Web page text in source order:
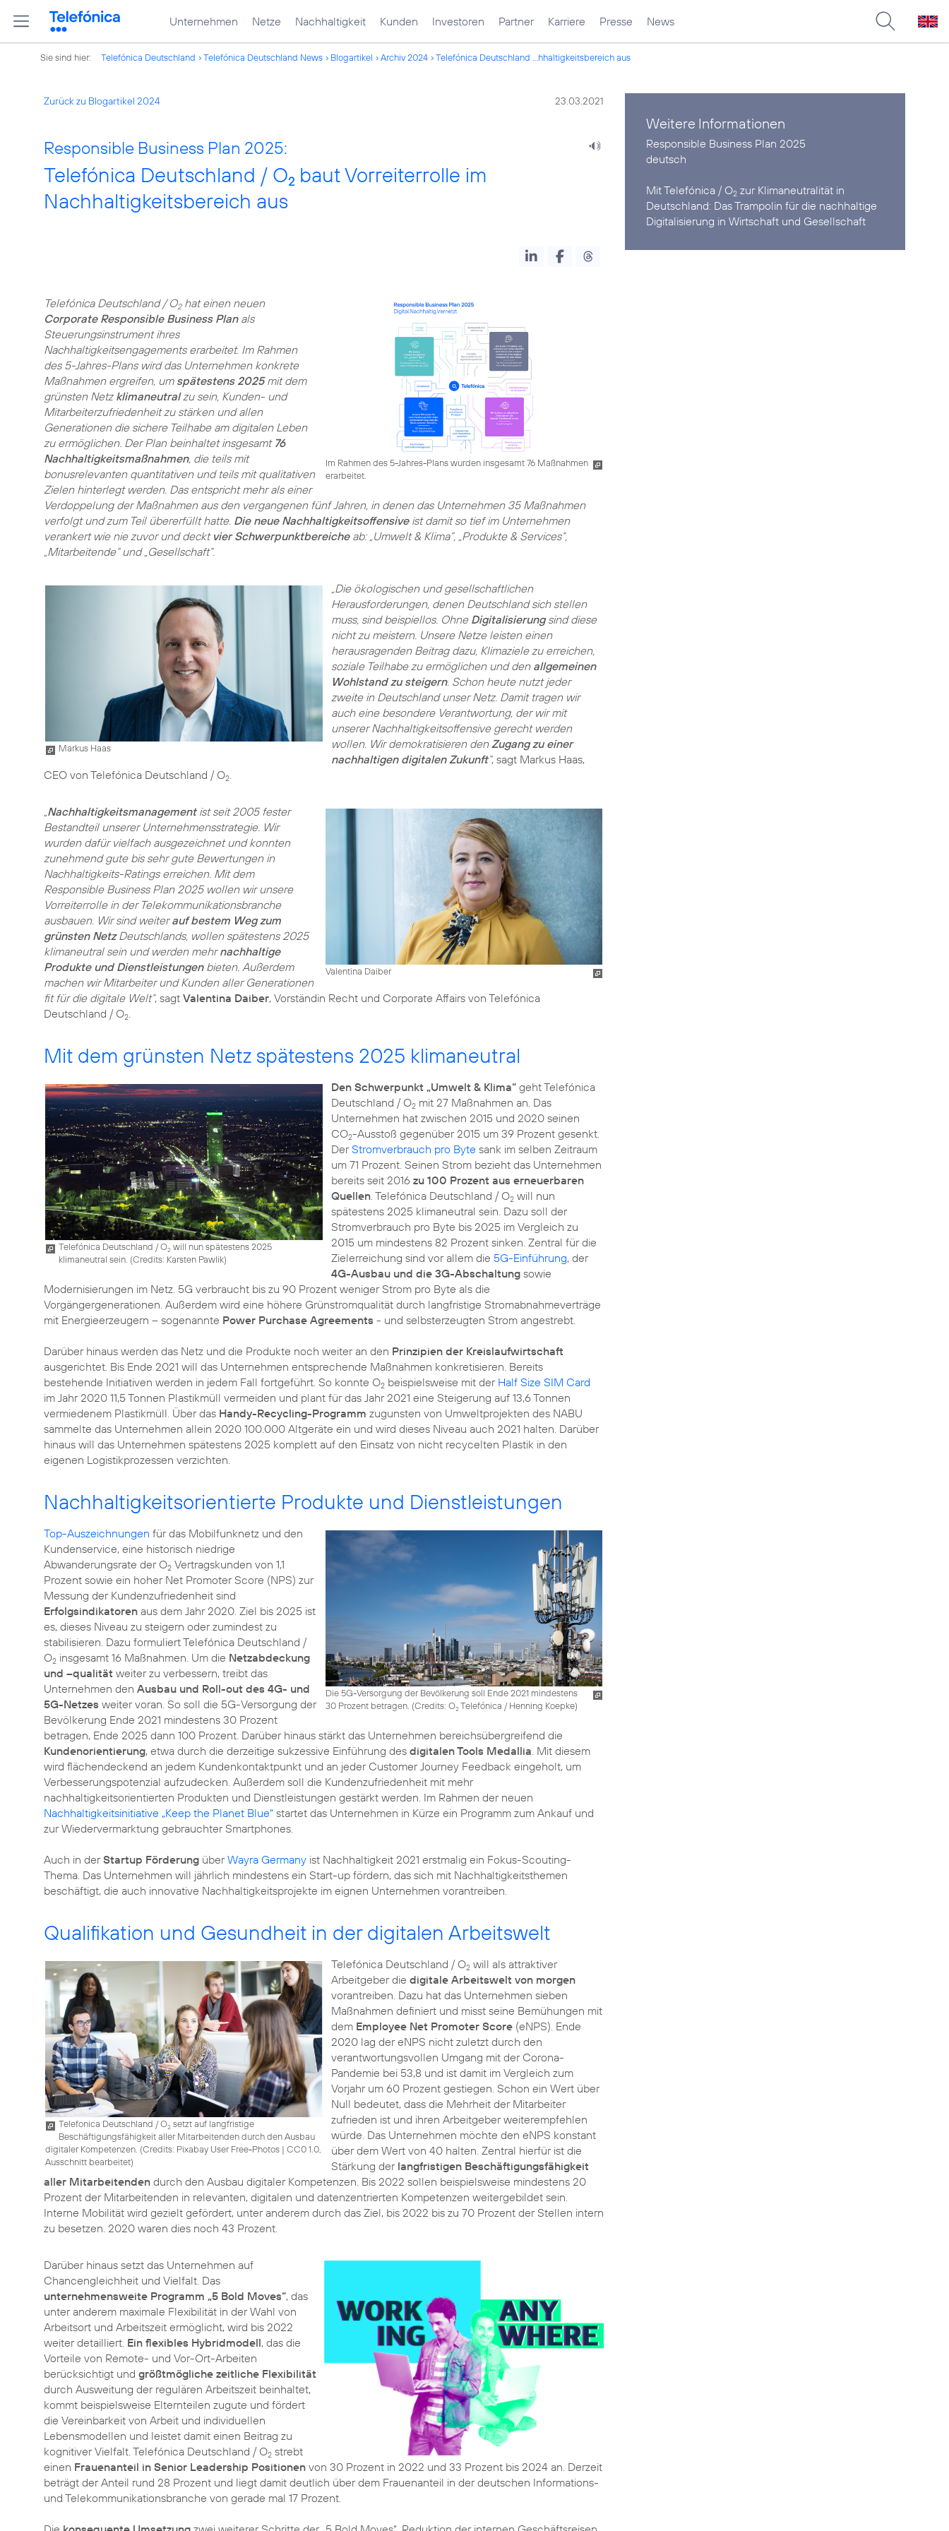
Unternehmen Netze Nachhaltigkeit Kunden Investoren Partner Karriere Presse News
Sie sind hier: Telefónica Deutschland Telefónica Deutschland News Blogartikel Archiv 2024 Telefónica Deutschland ...hhaltigkeitsbereich aus
Zurück zu Blogartikel 2024 23.03.2021
Responsible Business Plan 2025:
Telefónica Deutschland / O2 baut Vorreiterrolle im
Nachhaltigkeitsbereich aus
Im Rahmen des 5-Jahres-Plans wurden insgesamt 76 Maßnahmen
erarbeitet.
Telefónica Deutschland / O2hat einen neuen
Corporate Responsible Business Planals
Steuerungsinstrument ihres
Nachhaltigkeitsengagements erarbeitet. Im Rahmen
des 5-Jahres-Plans wird das Unternehmen konkrete
Maßnahmen ergreifen, um spätestens 2025mit dem
grünsten Netz klimaneutralzu sein, Kunden- und
Mitarbeiterzufriedenheit zu stärken und allen
Generationen die sichere Teilhabe am digitalen Leben
zu ermöglichen. Der Plan beinhaltet insgesamt 76
Nachhaltigkeitsmaßnahmen, die teils mit
bonusrelevanten quantitativen und teils mit qualitativen
Zielen hinterlegt werden. Das entspricht mehr als einer
Verdoppelung der Maßnahmen aus den vergangenen fünf Jahren, in denen das Unternehmen 35 Maßnahmen
verfolgt und zum Teil übererfüllt hatte. Die neue Nachhaltigkeitsoffensiveist damit so tief im Unternehmen
verankert wie nie zuvor und deckt vier Schwerpunktbereicheab: „Umwelt & Klima“, „Produkte & Services“,
„Mitarbeitende“ und „Gesellschaft“.
Markus Haas
„Die ökologischen und gesellschaftlichen
Herausforderungen, denen Deutschland sich stellen
muss, sind beispiellos. Ohne Digitalisierungsind diese
nicht zu meistern. Unsere Netze leisten einen
herausragenden Beitrag dazu, Klimaziele zu erreichen,
soziale Teilhabe zu ermöglichen und den allgemeinen
Wohlstand zu steigern. Schon heute nutzt jeder
zweite in Deutschland unser Netz. Damit tragen wir
auch eine besondere Verantwortung, der wir mit
unserer Nachhaltigkeitsoffensive gerecht werden
wollen. Wir demokratisieren denZugang zu einer
nachhaltigen digitalen Zukunft“, sagt Markus Haas,
CEO von Telefónica Deutschland / O2.
Valentina Daiber
„Nachhaltigkeitsmanagementist seit 2005 fester
Bestandteil unserer Unternehmensstrategie. Wir
wurden dafür vielfach ausgezeichnet und konnten
zunehmend gute bis sehr gute Bewertungen in
Nachhaltigkeits-Ratings erreichen. Mit dem
Responsible Business Plan 2025 wollen wir unsere
Vorreiterrolle in der Telekommunikationsbranche
ausbauen. Wir sind weiterauf bestem Weg zum
grünsten NetzDeutschlands, wollen spätestens 2025
klimaneutral sein und werden mehrnachhaltige
Produkte und Dienstleistungenbieten. Außerdem
machen wir Mitarbeiter und Kunden aller Generationen
fit für die digitale Welt“, sagt Valentina Daiber, Vorständin Recht und Corporate Affairs von Telefónica
Deutschland / O2.
Mit dem grünsten Netz spätestens 2025 klimaneutral
Telefónica Deutschland / O2 will nun spätestens 2025
klimaneutral sein. (Credits: Karsten Pawlik)
Den Schwerpunkt „Umwelt & Klima“geht Telefónica
Deutschland / O2mit 27 Maßnahmen an. Das
Unternehmen hat zwischen 2015 und 2020 seinen
CO2-Ausstoß gegenüber 2015 um 39 Prozent gesenkt.
DerStromverbrauch pro Byte sank im selben Zeitraum
um 71 Prozent. Seinen Strom bezieht das Unternehmen
bereits seit 2016 zu 100 Prozent aus erneuerbaren
Quellen. Telefónica Deutschland / O2will nun
spätestens 2025 klimaneutral sein. Dazu soll der
Stromverbrauch pro Byte bis 2025 im Vergleich zu
2015 um mindestens 82 Prozent sinken. Zentral für die
Zielerreichung sind vor allem die 5G-Einführung, der
4G-Ausbau und die 3G-Abschaltungsowie
Modernisierungen im Netz. 5G verbraucht bis zu 90 Prozent weniger Strom pro Byte als die
Vorgängergenerationen. Außerdem wird eine höhere Grünstromqualität durch langfristige Stromabnahmeverträge
mit Energieerzeugern – sogenannte Power Purchase Agreements - und selbsterzeugten Strom angestrebt.
Darüber hinaus werden das Netz und die Produkte noch weiter an den Prinzipien der Kreislaufwirtschaft
ausgerichtet. Bis Ende 2021 will das Unternehmen entsprechende Maßnahmen konkretisieren. Bereits
bestehende Initiativen werden in jedem Fall fortgeführt. So konnte O2 beispielsweise mit der Half Size SIM Card
im Jahr 2020 11,5 Tonnen Plastikmüll vermeiden und plant für das Jahr 2021 eine Steigerung auf 13,6 Tonnen
vermiedenem Plastikmüll. Über das Handy-Recycling-Programm zugunsten von Umweltprojekten des NABU
sammelte das Unternehmen allein 2020 100.000 Altgeräte ein und wird dieses Niveau auch 2021 halten. Darüber
hinaus will das Unternehmen spätestens 2025 komplett auf den Einsatz von nicht recycelten Plastik in den
eigenen Logistikprozessen verzichten.
Nachhaltigkeitsorientierte Produkte und Dienstleistungen
Die 5G-Versorgung der Bevölkerung soll Ende 2021 mindestens
30 Prozent betragen. (Credits: O2Telefónica / Henning Koepke)
Top-Auszeichnungen für das Mobilfunknetz und den
Kundenservice, eine historisch niedrige
Abwanderungsrate der O2 Vertragskunden von 1,1
Prozent sowie ein hoher Net Promoter Score (NPS) zur
Messung der Kundenzufriedenheit sind
Erfolgsindikatoren aus dem Jahr 2020. Ziel bis 2025 ist
es, dieses Niveau zu steigern oder zumindest zu
stabilisieren. Dazu formuliert Telefónica Deutschland /
O2 insgesamt 16 Maßnahmen. Um die Netzabdeckung
und –qualität weiter zu verbessern, treibt das
Unternehmen den Ausbau und Roll-out des 4G- und
5G-Netzes weiter voran. So soll die 5G-Versorgung der
Bevölkerung Ende 2021 mindestens 30 Prozent
betragen, Ende 2025 dann 100 Prozent. Darüber hinaus stärkt das Unternehmen bereichsübergreifend die
Kundenorientierung, etwa durch die derzeitige sukzessive Einführung des digitalen Tools Medallia. Mit diesem
wird flächendeckend an jedem Kundenkontaktpunkt und an jeder Customer Journey Feedback eingeholt, um
Verbesserungspotenzial aufzudecken. Außerdem soll die Kundenzufriedenheit mit mehr
nachhaltigkeitsorientierten Produkten und Dienstleistungen gestärkt werden. Im Rahmen der neuen
Nachhaltigkeitsinitiative „Keep the Planet Blue“ startet das Unternehmen in Kürze ein Programm zum Ankauf und
zur Wiedervermarktung gebrauchter Smartphones.
Auch in derStartup Förderung überWayra Germany ist Nachhaltigkeit 2021 erstmalig ein Fokus-Scouting-
Thema. Das Unternehmen will jährlich mindestens ein Start-up fördern, das sich mit Nachhaltigkeitsthemen
beschäftigt, die auch innovative Nachhaltigkeitsprojekte im eignen Unternehmen vorantreiben.
Qualifikation und Gesundheit in der digitalen Arbeitswelt
Telefonica Deutschland / O2 setzt auf langfristige
Beschäftigungsfähigkeit aller Mitarbeitenden durch den Ausbau
digitaler Kompetenzen. (Credits: Pixabay User Free-Photos | CC0 1.0,
Ausschnitt bearbeitet)
Telefónica Deutschland / O2will als attraktiver
Arbeitgeber die digitale Arbeitswelt von morgen
vorantreiben. Dazu hat das Unternehmen sieben
Maßnahmen definiert und misst seine Bemühungen mit
dem Employee Net Promoter Score(eNPS). Ende
2020 lag der eNPS nicht zuletzt durch den
verantwortungsvollen Umgang mit der Corona-
Pandemie bei 53,8 und ist damit im Vergleich zum
Vorjahr um 60 Prozent gestiegen. Schon ein Wert über
Null bedeutet, dass die Mehrheit der Mitarbeiter
zufrieden ist und ihren Arbeitgeber weiterempfehlen
würde. Das Unternehmen möchte den eNPS konstant
über dem Wert von 40 halten. Zentral hierfür ist die
Stärkung der langfristigen Beschäftigungsfähigkeit
aller Mitarbeitenden durch den Ausbau digitaler Kompetenzen. Bis 2022 sollen beispielsweise mindestens 20
Prozent der Mitarbeitenden in relevanten, digitalen und datenzentrierten Kompetenzen weitergebildet sein.
Interne Mobilität wird gezielt gefördert, unter anderem durch das Ziel, bis 2022 bis zu 70 Prozent der Stellen intern
zu besetzen. 2020 waren dies noch 43 Prozent.
Darüber hinaus setzt das Unternehmen auf
Chancengleichheit und Vielfalt. Das
unternehmensweite Programm „5 Bold Moves“, das
unter anderem maximale Flexibilität in der Wahl von
Arbeitsort und Arbeitszeit ermöglicht, wird bis 2022
weiter detailliert. Ein flexibles Hybridmodell, das die
Vorteile von Remote- und Vor-Ort-Arbeiten
berücksichtigt und größtmögliche zeitliche Flexibilität
durch Ausweitung der regulären Arbeitszeit beinhaltet,
kommt beispielsweise Elternteilen zugute und fördert
die Vereinbarkeit von Arbeit und individuellen
Lebensmodellen und leistet damit einen Beitrag zu
kognitiver Vielfalt. Telefónica Deutschland / O2 strebt
einen Frauenanteil in Senior Leadership Positionen von 30 Prozent in 2022 und 33 Prozent bis 2024 an. Derzeit
beträgt der Anteil rund 28 Prozent und liegt damit deutlich über dem Frauenanteil in der deutschen Informations-
und Telekommunikationsbranche von gerade mal 17 Prozent.
Weitere Informationen
deutsch
Mit Telefónica / O2 zur Klimaneutralität in
Deutschland: Das Trampolin für die nachhaltige
Digitalisierung in Wirtschaft und Gesellschaft